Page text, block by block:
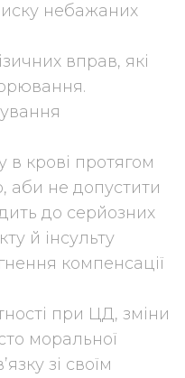
небажаних
вправ, які
в крові протягом
аби не допустити
до серйозних
й інсульту
компенсації
при ЦД, зміни
моральної
зі своїм